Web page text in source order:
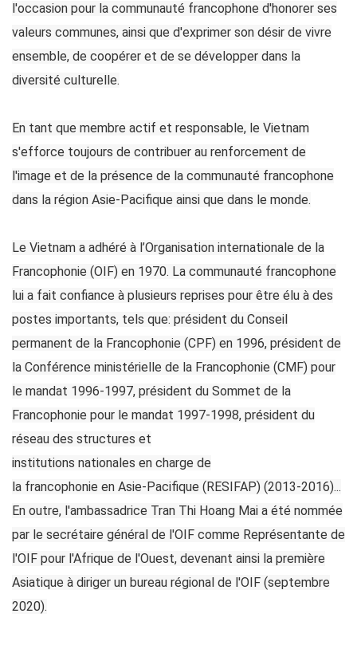
l'occasion pour la communauté francophone d'honorer ses
valeurs communes, ainsi que d'exprimer son désir de vivre
ensemble, de coopérer et de se développer dans la
diversité culturelle.
En tant que membre actif et responsable, le Vietnam
s'efforce toujours de contribuer au renforcement de
l'image et de la présence de la communauté francophone
dans la région Asie-Pacifique ainsi que dans le monde.
Le Vietnam a adhéré à l’Organisation internationale de la
Francophonie (OIF) en 1970. La communauté francophone
lui a fait confiance à plusieurs reprises pour être élu à des
postes importants, tels que: président du Conseil
permanent de la Francophonie (CPF) en 1996, président de
la Conférence ministérielle de la Francophonie (CMF) pour
le mandat 1996-1997, président du Sommet de la
Francophonie pour le mandat 1997-1998, président du
réseau des structures et
institutions nationales en charge de
la francophonie en Asie-Pacifique (RESIFAP) (2013-2016)...
En outre, l'ambassadrice Tran Thi Hoang Mai a été nommée
par le secrétaire général de l'OIF comme Représentante de
l'OIF pour l'Afrique de l'Ouest, devenant ainsi la première
Asiatique à diriger un bureau régional de l'OIF (septembre
2020).